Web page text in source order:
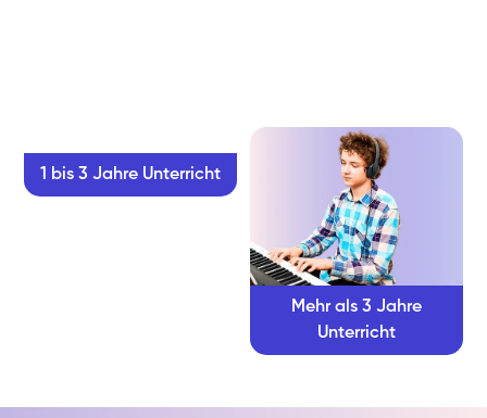
1 bis 3 Jahre Unterricht
Mehr als 3 Jahre
Unterricht